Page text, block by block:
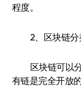
程度。
2、区块链分
区块链可以
有链是完全开放